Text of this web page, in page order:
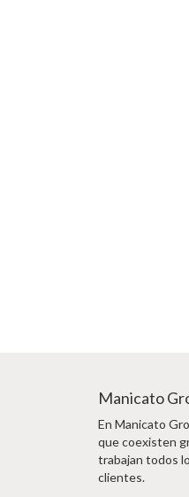
Manicato
En Manicato
que coexisten
trabajan todos
clientes.